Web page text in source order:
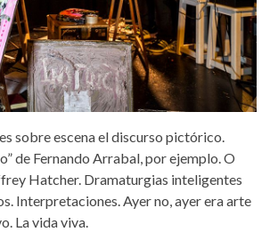
sobre escena el discurso pictórico.
de Fernando Arrabal, por ejemplo. O
Hatcher. Dramaturgias inteligentes
Interpretaciones. Ayer no, ayer era arte
La vida viva.